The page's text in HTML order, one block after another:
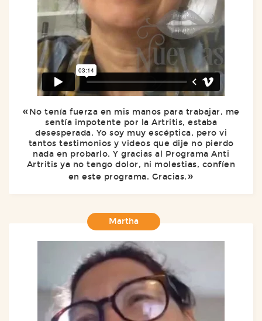
No tenía fuerza en mis manos para trabajar, me
sentía impotente por la Artritis, estaba
desesperada. Yo soy muy escéptica, pero vi
tantos testimonios y videos que dije no pierdo
nada en probarlo. Y gracias al Programa Anti
Artritis ya no tengo dolor, ni molestias, confíen
en este programa. Gracias.
Martha